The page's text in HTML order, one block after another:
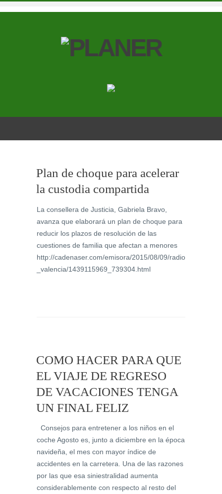
Plan de choque para acelerar
la custodia compartida
La consellera de Justicia, Gabriela Bravo,
avanza que elaborará un plan de choque para
reducir los plazos de resolución de las
cuestiones de familia que afectan a menores
http://cadenaser.com/emisora/2015/08/09/radio
_valencia/1439115969_739304.html
COMO HACER PARA QUE
EL VIAJE DE REGRESO
DE VACACIONES TENGA
UN FINAL FELIZ
Consejos para entretener a los niños en el
coche Agosto es, junto a diciembre en la época
navideña, el mes con mayor índice de
accidentes en la carretera. Una de las razones
por las que esa siniestralidad aumenta
considerablemente con respecto al resto del